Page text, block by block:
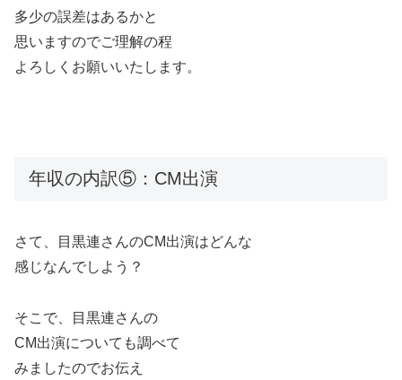
多少の誤差はあるかと
思いますのでご理解の程
よろしくお願いいたします。
年収の内訳⑤：CM出演
さて、目黒連さんのCM出演はどんな
感じなんでしよう？
そこで、目黒連さんの
CM出演についても調べて
みましたのでお伝え